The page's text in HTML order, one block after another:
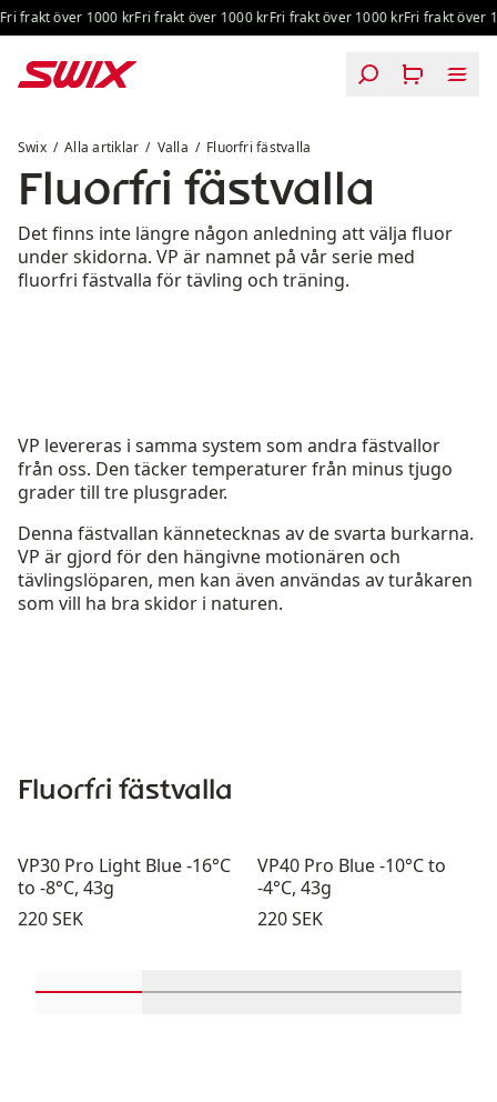
Hoppa till innehåll
över 1000 krFri frakt över 1000 krFri frakt över 1000 krFri frakt över
Swix Alla artiklar Valla Fluorfri fästvalla
Fluorfri fästvalla
Det finns inte längre någon anledning att välja fluor
under skidorna. VP är namnet på vår serie med
fluorfri fästvalla för tävling och träning.
VP levereras i samma system som andra fästvallor
från oss. Den täcker temperaturer från minus tjugo
grader till tre plusgrader.
Denna fästvallan kännetecknas av de svarta burkarna.
VP är gjord för den hängivne motionären och
tävlingslöparen, men kan även användas av turåkaren
som vill ha bra skidor i naturen.
Fluorfri fästvalla
VP30 Pro Light Blue -16°C
to -8°C, 43g
Pris:
220 SEK
VP40 Pro Blue -10°C to
-4°C, 43g
Pris:
220 SEK